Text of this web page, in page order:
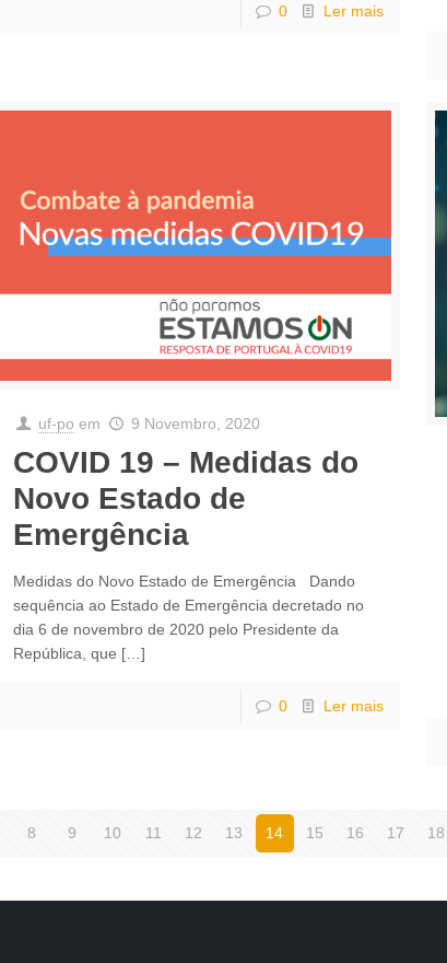
0 Ler mais
uf-po em 9 Novembro, 2020
COVID 19 – Medidas do
Novo Estado de
Emergência
Medidas do Novo Estado de Emergência Dando
sequência ao Estado de Emergência decretado no
dia 6 de novembro de 2020 pelo Presidente da
República, que […]
0 Ler mais
8 9 10 11 12 13 14 15 16 17 18